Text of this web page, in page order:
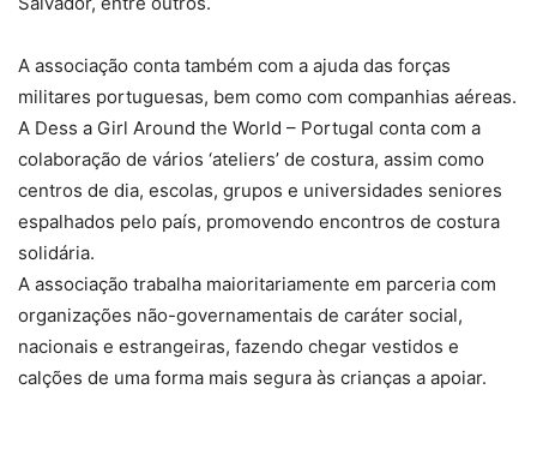
A associação conta também com a ajuda das forças
militares portuguesas, bem como com companhias aéreas.
A Dess a Girl Around the World – Portugal conta com a
colaboração de vários ‘ateliers’ de costura, assim como
centros de dia, escolas, grupos e universidades seniores
espalhados pelo país, promovendo encontros de costura
solidária.
A associação trabalha maioritariamente em parceria com
organizações não-governamentais de caráter social,
nacionais e estrangeiras, fazendo chegar vestidos e
calções de uma forma mais segura às crianças a apoiar.